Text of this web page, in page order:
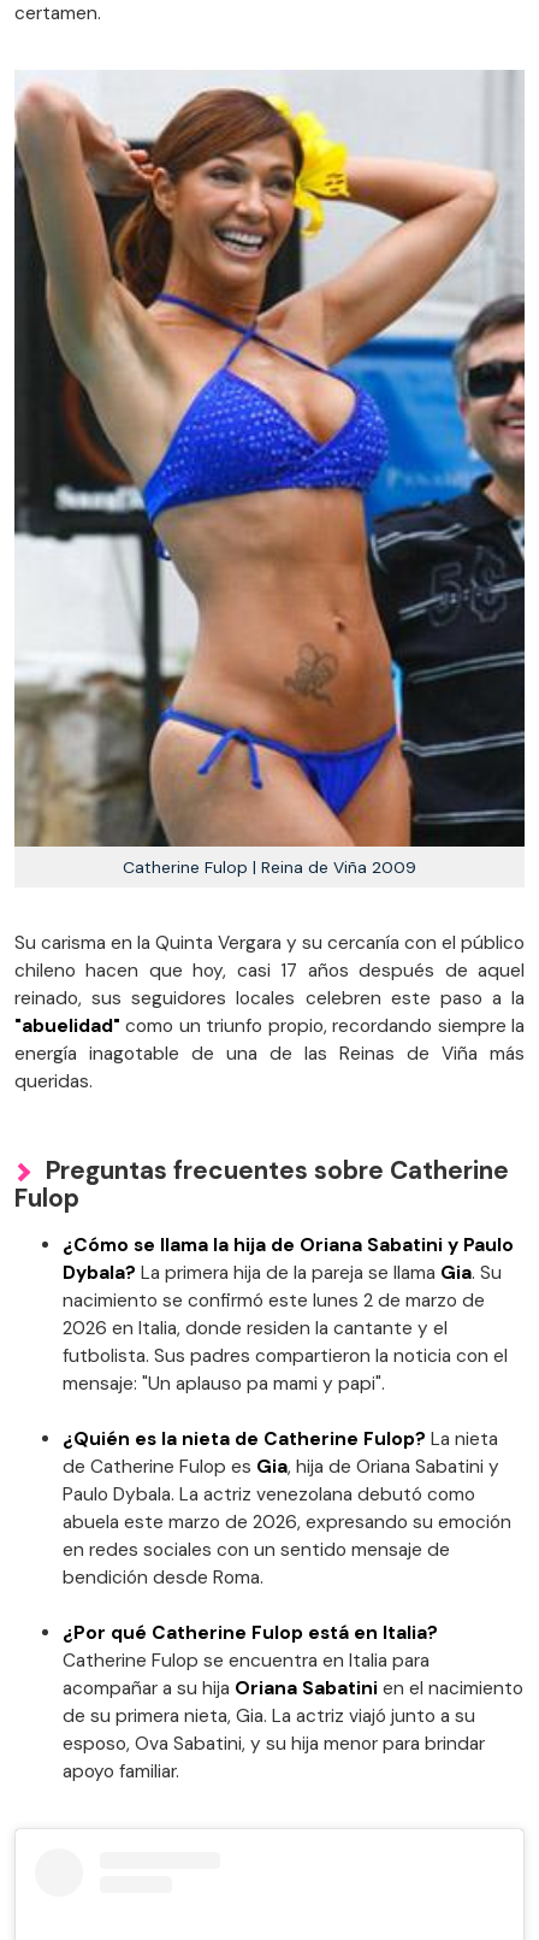
certamen.
Catherine Fulop | Reina de Viña 2009
Su carisma en la Quinta Vergara y su cercanía con el público
chileno hacen que hoy, casi 17 años después de aquel
reinado, sus seguidores locales celebren este paso a la
"abuelidad" como un triunfo propio, recordando siempre la
energía inagotable de una de las Reinas de Viña más
queridas.
Preguntas frecuentes sobre Catherine
Fulop
¿Cómo se llama la hija de Oriana Sabatini y Paulo
Dybala? La primera hija de la pareja se llama Gia. Su
nacimiento se confirmó este lunes 2 de marzo de
2026 en Italia, donde residen la cantante y el
futbolista. Sus padres compartieron la noticia con el
mensaje: "Un aplauso pa mami y papi".
¿Quién es la nieta de Catherine Fulop? La nieta
de Catherine Fulop es Gia, hija de Oriana Sabatini y
Paulo Dybala. La actriz venezolana debutó como
abuela este marzo de 2026, expresando su emoción
en redes sociales con un sentido mensaje de
bendición desde Roma.
¿Por qué Catherine Fulop está en Italia?
Catherine Fulop se encuentra en Italia para
acompañar a su hija Oriana Sabatini en el nacimiento
de su primera nieta, Gia. La actriz viajó junto a su
esposo, Ova Sabatini, y su hija menor para brindar
apoyo familiar.